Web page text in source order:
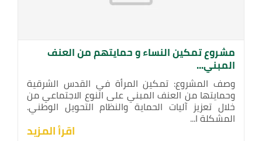
مشروع تمكين النساء و حمايتهم من العنف
المبني...
وصف المشروع: تمكين المرأة في القدس الشرقية
وحمايتها من العنف المبني على النوع الاجتماعي من
خلال تعزيز آليات الحماية والنظام التحويل الوطني.
المشكلة ا...
اقرأ المزيد